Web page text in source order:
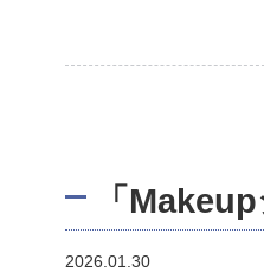
「
2026.01.30